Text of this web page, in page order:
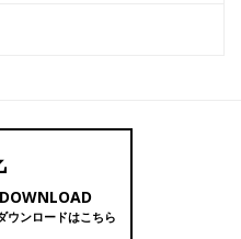
ウンロードはこちら